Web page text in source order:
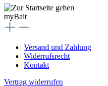
myBait
Versand und Zahlung
Widerrufsrecht
Kontakt
Vertrag widerrufen